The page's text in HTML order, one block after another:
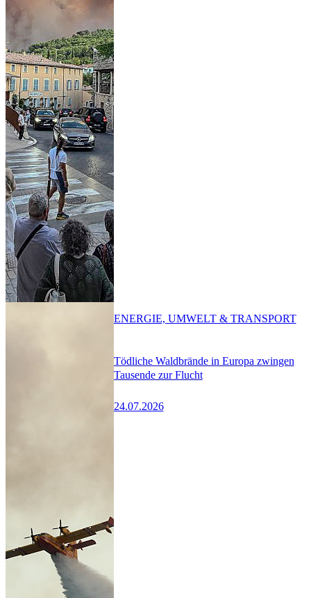
Tödliche Waldbrände in Europa zwingen
Tausende zur Flucht
24.07.2026
ENERGIE, UMWELT & TRANSPORT